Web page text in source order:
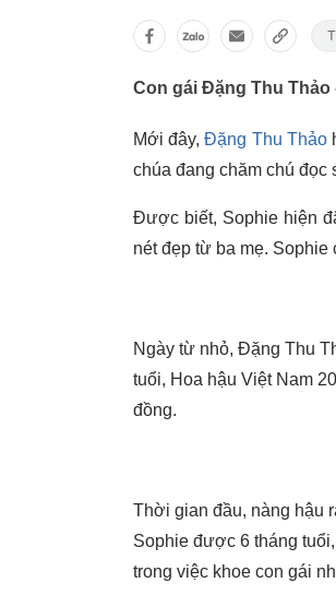
Con gái Đặng Thu
Mới đây,Đặng Thu Thảo
chúa đang chăm chú đọc
Được biết, Sophie hiện
nét đẹp từ ba mẹ.
Ngày từ nhỏ, Đặng Thu
tuổi, Hoa hậu Việt Nam
đồng.
Thời gian đầu, nàng hậu
Sophie được 6 tháng
trong việc khoe con gái